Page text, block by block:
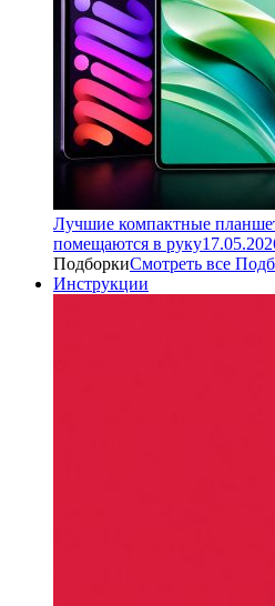
Лучшие компактные
помещаются в руку
ПодборкиСмотреть все
Инструкции